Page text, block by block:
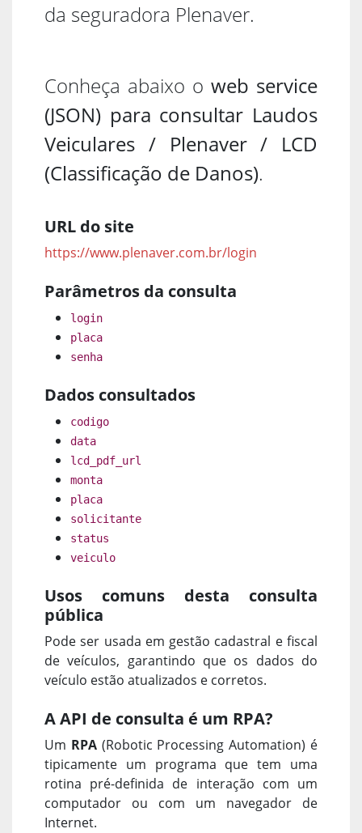
da seguradora Plenaver.
Conheça abaixo o web service
(JSON) para consultar Laudos
Veiculares / Plenaver / LCD
(Classificação de Danos).
URL do site
https://www.plenaver.com.br/login
Parâmetros da consulta
login
placa
senha
Dados consultados
codigo
data
lcd_pdf_url
monta
placa
solicitante
status
veiculo
Usos comuns desta consulta
pública
Pode ser usada em gestão cadastral e fiscal
de veículos, garantindo que os dados do
veículo estão atualizados e corretos.
A API de consulta é um RPA?
Um RPA(Robotic Processing Automation) é
tipicamente um programa que tem uma
rotina pré-definida de interação com um
computador ou com um navegador de
Internet.